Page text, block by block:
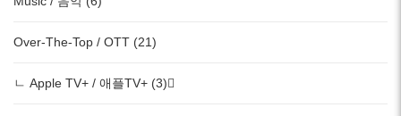
Over-The-Top / OTT (21)
ㄴ Apple TV+ / 애플TV+ (3)